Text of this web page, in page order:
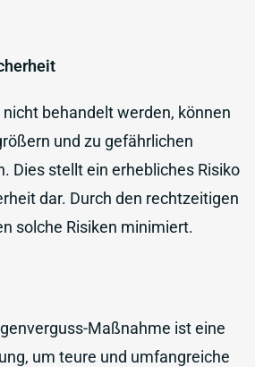
nicht behandelt werden, können
und zu gefährlichen
Dies stellt ein erhebliches Risiko
dar. Durch den rechtzeitigen
solche Risiken minimiert.
Maßnahme ist eine
um teure und umfangreiche